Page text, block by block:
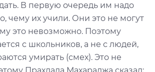
В первую очередь им надо
чему их учили. Они это не могут
это невозможно. Поэтому
с школьников, а не с людей,
умирать (смех). Это не